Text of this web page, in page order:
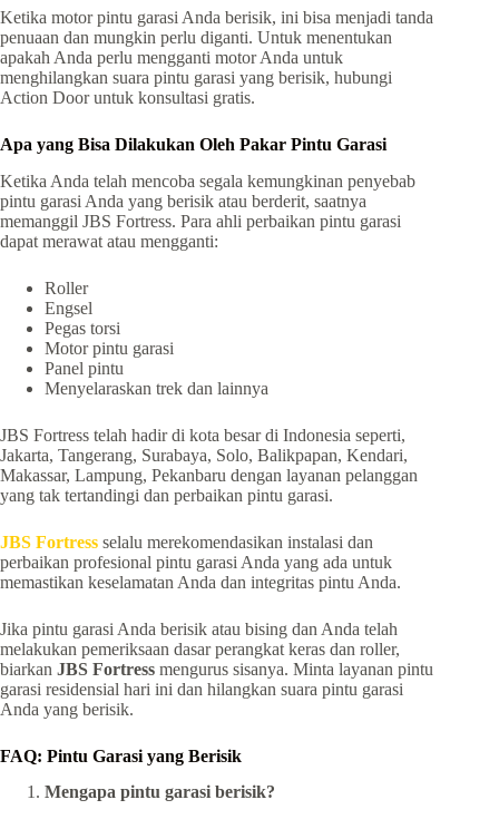
Ketika motor pintu garasi Anda berisik, ini bisa menjadi tanda
penuaan dan mungkin perlu diganti. Untuk menentukan
apakah Anda perlu mengganti motor Anda untuk
menghilangkan suara pintu garasi yang berisik, hubungi
Action Door untuk konsultasi gratis.
Apa yang Bisa Dilakukan Oleh Pakar Pintu Garasi
Ketika Anda telah mencoba segala kemungkinan penyebab
pintu garasi Anda yang berisik atau berderit, saatnya
memanggil JBS Fortress. Para ahli perbaikan pintu garasi
dapat merawat atau mengganti:
Roller
Engsel
Pegas torsi
Motor pintu garasi
Panel pintu
Menyelaraskan trek dan lainnya
JBS Fortress telah hadir di kota besar di Indonesia seperti,
Jakarta, Tangerang, Surabaya, Solo, Balikpapan, Kendari,
Makassar, Lampung, Pekanbaru dengan layanan pelanggan
yang tak tertandingi dan perbaikan pintu garasi.
JBS Fortress selalu merekomendasikan instalasi dan
perbaikan profesional pintu garasi Anda yang ada untuk
memastikan keselamatan Anda dan integritas pintu Anda.
Jika pintu garasi Anda berisik atau bising dan Anda telah
melakukan pemeriksaan dasar perangkat keras dan roller,
biarkan JBS Fortress mengurus sisanya. Minta layanan pintu
garasi residensial hari ini dan hilangkan suara pintu garasi
Anda yang berisik.
FAQ: Pintu Garasi yang Berisik
Mengapa pintu garasi berisik?